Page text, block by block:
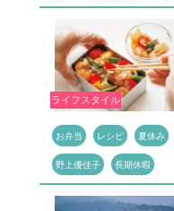
ライフスタイル
お弁当 レシピ 夏休み
野上優佳子 長期休暇